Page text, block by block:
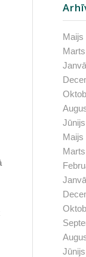
Maijs
Maijs